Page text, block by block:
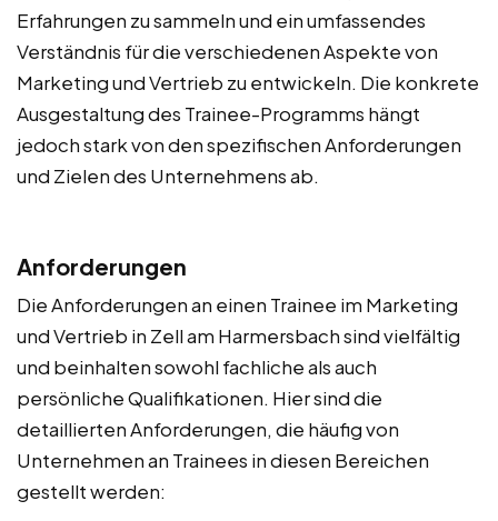
Erfahrungen zu sammeln und ein umfassendes
Verständnis für die verschiedenen Aspekte von
Marketing und Vertrieb zu entwickeln. Die konkrete
Ausgestaltung des Trainee-Programms hängt
jedoch stark von den spezifischen Anforderungen
und Zielen des Unternehmens ab.
Anforderungen
Die Anforderungen an einen Trainee im Marketing
und Vertrieb in Zell am Harmersbach sind vielfältig
und beinhalten sowohl fachliche als auch
persönliche Qualifikationen. Hier sind die
detaillierten Anforderungen, die häufig von
Unternehmen an Trainees in diesen Bereichen
gestellt werden: